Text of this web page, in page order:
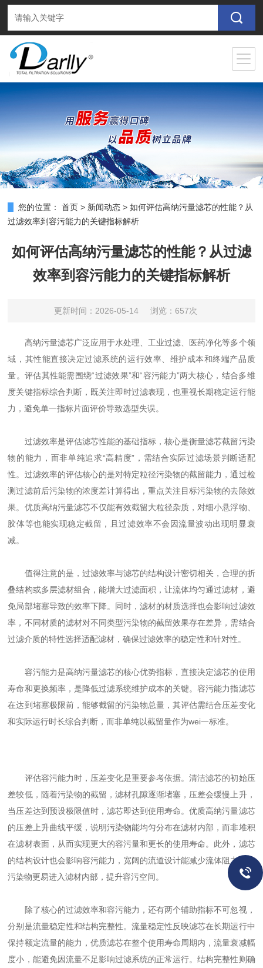
您的位置： 首页 > 新闻动态 >如何评估高纳污量滤芯的性能？从
过滤效率到容污能力的关键指标解析
如何评估高纳污量滤芯的性能？从过滤
效率到容污能力的关键指标解析
更新时间：2026-05-14 浏览：657次
高纳污量滤芯广泛应用于水处理、工业过滤、医药净化等多个领
域，其性能直接决定过滤系统的运行效率、维护成本和终端产品质
量。评估其性能需围绕“过滤效果”和“容污能力”两大核心，结合多维
度关键指标综合判断，既关注即时过滤表现，也重视长期稳定运行能
力，避免单一指标片面评价导致选型失误。
过滤效率是评估滤芯性能的基础指标，核心是衡量滤芯截留污染
物的能力，而非单纯追求“高精度”，需结合实际过滤场景判断适配
性。过滤效率的评估核心的是对特定粒径污染物的截留能力，通过检
测过滤前后污染物的浓度差计算得出，重点关注目标污染物的去除效
果。优质高纳污量滤芯不仅能有效截留大粒径杂质，对细小悬浮物、
胶体等也能实现稳定截留，且过滤效率不会因流量波动出现明显衰
减。
值得注意的是，过滤效率与滤芯的结构设计密切相关，合理的折
叠结构或多层滤材组合，能增大过滤面积，让流体均匀通过滤材，避
免局部堵塞导致的效率下降。同时，滤材的材质选择也会影响过滤效
率，不同材质的滤材对不同类型污染物的截留效果存在差异，需结合
过滤介质的特性选择适配滤材，确保过滤效率的稳定性和针对性。
容污能力是高纳污量滤芯的核心优势指标，直接决定滤芯的使用
寿命和更换频率，是降低过滤系统维护成本的关键。容污能力指滤芯
在达到堵塞极限前，能够截留的污染物总量，其评估需结合压差变化
和实际运行时长综合判断，而非单纯以截留量作为wei一标准。
评估容污能力时，压差变化是重要参考依据。清洁滤芯的初始压
差较低，随着污染物的截留，滤材孔隙逐渐堵塞，压差会缓慢上升，
当压差达到预设极限值时，滤芯即达到使用寿命。优质高纳污量滤芯
的压差上升曲线平缓，说明污染物能均匀分布在滤材内部，而非堆积
在滤材表面，从而实现更大的容污量和更长的使用寿命。此外，滤芯
的结构设计也会影响容污能力，宽阔的流道设计能减少流体阻力，让
污染物更易进入滤材内部，提升容污空间。
除了核心的过滤效率和容污能力，还有两个辅助指标不可忽视，
分别是流量稳定性和结构完整性。流量稳定性反映滤芯在长期运行中
保持额定流量的能力，优质滤芯在整个使用寿命周期内，流量衰减幅
度小，能避免因流量不足影响过滤系统的正常运行。结构完整性则确